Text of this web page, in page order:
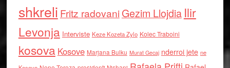
shkreli Fritz radovaniGezim Llojdia Ilir
Levonja Interviste Keze Kozeta Zylo Kolec Traboini
kosova Kosove Marjana Bulku Murat Gecaj nderroi jete ne